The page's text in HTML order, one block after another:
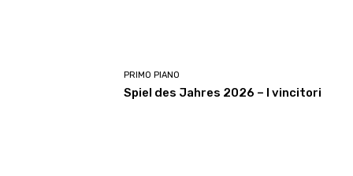
PRIMO PIANO
Spiel des Jahres 2026 – I vincitori